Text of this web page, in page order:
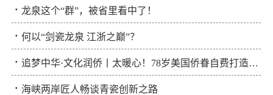
· 龙泉这个“群”，被省里看中了！
· 何以“剑瓷龙泉 江浙之巅”？
· 追梦中华·文化润侨丨太暖心！78岁美国侨眷自费打造青瓷云展厅
· 海峡两岸匠人畅谈青瓷创新之路